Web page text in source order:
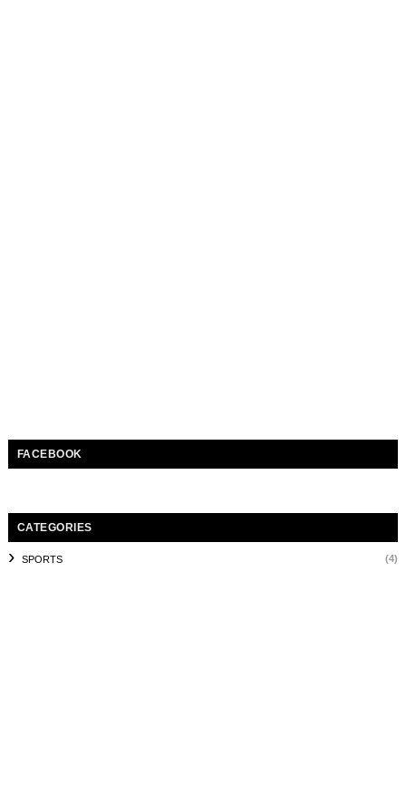
FACEBOOK
CATEGORIES
SPORTS (4)